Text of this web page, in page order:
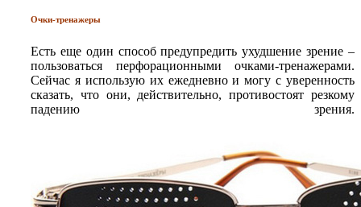
Очки-тренажеры
Есть еще один способ предупредить ухудшение зрение –
пользоваться перфорационными очками-тренажерами.
Сейчас я использую их ежедневно и могу с уверенность
сказать, что они, действительно, противостоят резкому
падению зрения.